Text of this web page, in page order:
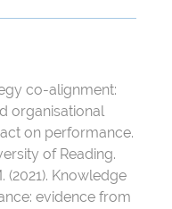
co-alignment:
organisational
on performance.
of Reading.
(2021). Knowledge
evidence from